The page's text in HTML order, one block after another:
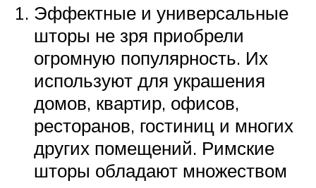
Эффектные и универсальные
шторы не зря приобрели
огромную популярность. Их
используют для украшения
домов, квартир, офисов,
ресторанов, гостиниц и многих
других помещений. Римские
шторы обладают множеством